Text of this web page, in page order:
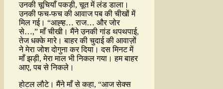
उनकी चूचियाँ पकड़ी, चूत में लंड डाला।
उनकी फच-फच की आवाज पब की चीखों में
मिल गई। “आह्ह… राज… और जोर
से…,” माँ चीखी। मैंने उनकी गांड थपथपाई,
तेज धक्के मारे। बाहर की चुदाई की आवाज़ों
ने मेरा जोश दोगुना कर दिया। दस मिनट में
माँ झड़ी, मेरा माल भी निकल गया। हम बाहर
आए, पब से निकले।
होटल लौटे। मैंने माँ से कहा, “आज सेक्स